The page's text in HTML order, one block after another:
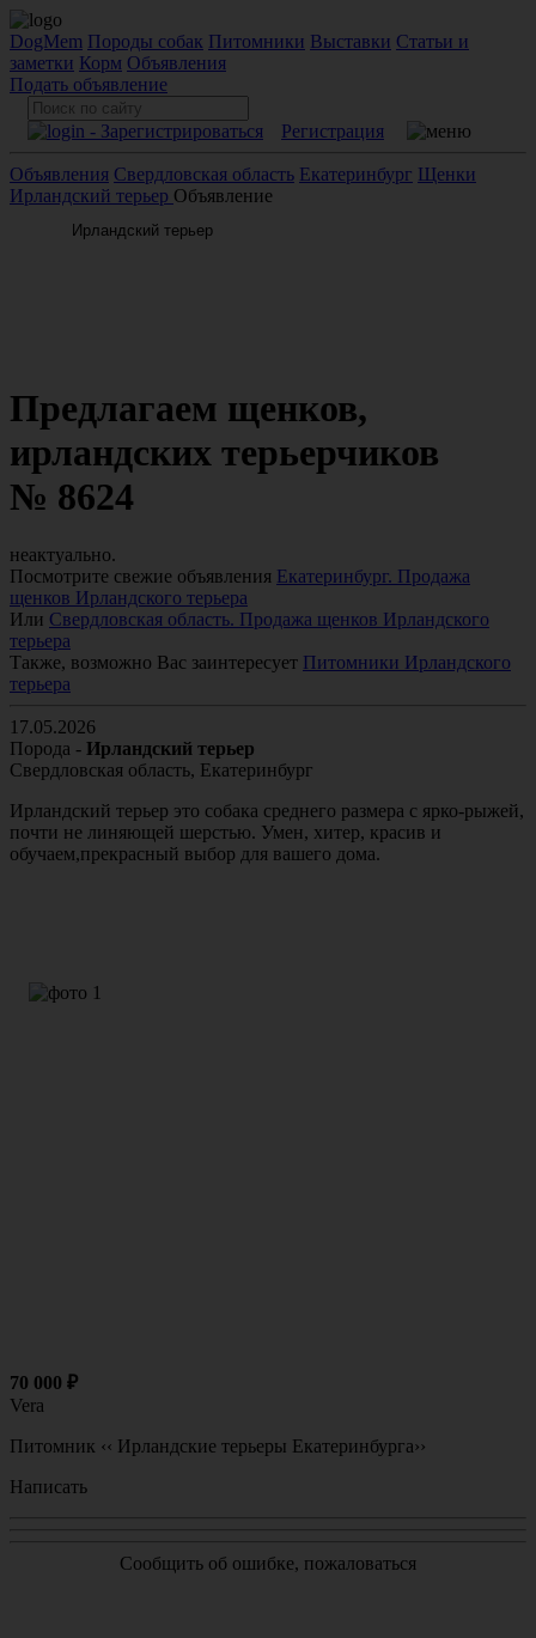
DogMem Породы собак Питомники Выставки Статьи и
заметки Корм Объявления
Подать объявление
Регистрация
Объявления Свердловская область Екатеринбург Щенки
Ирландский терьер Объявление
Предлагаем щенков,
ирландских терьерчиков
№ 8624
неактуально.
Посмотрите свежие объявления Екатеринбург. Продажа
щенков Ирландского терьера
Или Свердловская область. Продажа щенков Ирландского
терьера
Также, возможно Вас заинтересует Питомники Ирландского
терьера
17.05.2026
Порода - Ирландский терьер
Свердловская область, Екатеринбург
Ирландский терьер это собака среднего размера с ярко-рыжей,
почти не линяющей шерстью. Умен, хитер, красив и
обучаем,прекрасный выбор для вашего дома.
70 000 ₽
Vera
Питомник ‹‹ Ирландские терьеры Екатеринбурга››
Написать
Сообщить об ошибке, пожаловаться